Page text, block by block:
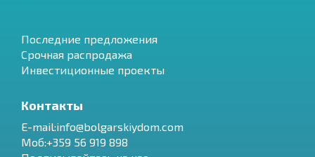
Последние предложения
Срочная распродажа
Инвестиционные проекты
Контакты
E-mail:info@bolgarskiydom.com
Моб:+359 56 919 898